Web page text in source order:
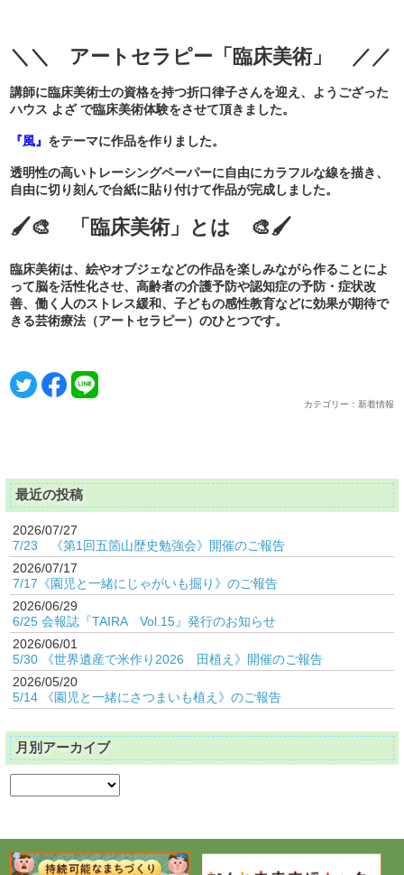
＼＼ アートセラピー「臨床美術」 ／／
講師に臨床美術士の資格を持つ折口律子さんを迎え、ようござった
ハウス よざ で臨床美術体験をさせて頂きました。
『風』 をテーマに作品を作りました。
透明性の高いトレーシングペーパーに自由にカラフルな線を描き、
自由に切り刻んで台紙に貼り付けて作品が完成しました。
🖌️🎨 「臨床美術」とは 🎨🖌️
臨床美術は、絵やオブジェなどの作品を楽しみながら作ることによ
って脳を活性化させ、高齢者の介護予防や認知症の予防・症状改
善、働く人のストレス緩和、子どもの感性教育などに効果が期待で
きる芸術療法（アートセラピー）のひとつです。
カテゴリー：新着情報
最近の投稿
2026/07/27
7/23 《第1回五箇山歴史勉強会》開催のご報告
2026/07/17
7/17《園児と一緒にじゃがいも掘り》のご報告
2026/06/29
6/25 会報誌『TAIRA Vol.15』発行のお知らせ
2026/06/01
5/30 《世界遺産で米作り2026 田植え》開催のご報告
2026/05/20
5/14 《園児と一緒にさつまいも植え》のご報告
月別アーカイブ